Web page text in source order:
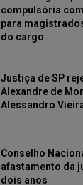
compulsória
para
do cargo
Justiça de SP
Alexandre de
Alessandro
Conselho
afastamento da
dois anos